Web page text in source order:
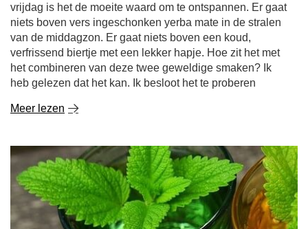
vrijdag is het de moeite waard om te ontspannen. Er gaat
niets boven vers ingeschonken yerba mate in de stralen
van de middagzon. Er gaat niets boven een koud,
verfrissend biertje met een lekker hapje. Hoe zit het met
het combineren van deze twee geweldige smaken? Ik
heb gelezen dat het kan. Ik besloot het te proberen
Meer lezen